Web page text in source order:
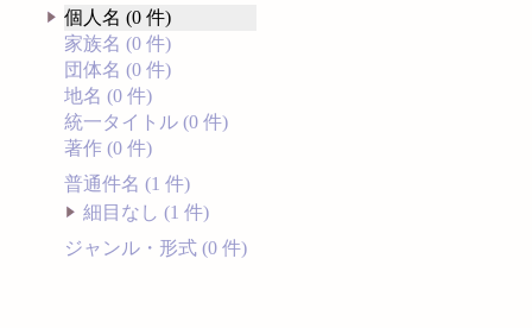
個人名 (0 件)
家族名 (0 件)
団体名 (0 件)
地名 (0 件)
統一タイトル (0 件)
著作 (0 件)
普通件名 (1 件)
細目なし (1 件)
ジャンル・形式 (0 件)